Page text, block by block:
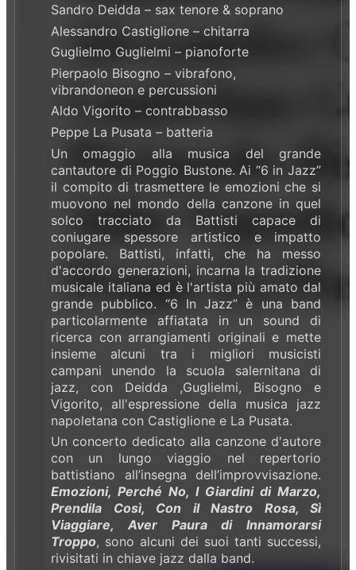
Sandro Deidda – sax tenore & soprano
Alessandro Castiglione – chitarra
Guglielmo Guglielmi – pianoforte
Pierpaolo Bisogno – vibrafono,
vibrandoneon e percussioni
Aldo Vigorito – contrabbasso
Peppe La Pusata – batteria
Un omaggio alla musica del grande
cantautore di Poggio Bustone. Ai “6 in Jazz”
il compito di trasmettere le emozioni che si
muovono nel mondo della canzone in quel
solco tracciato da Battisti capace di
coniugare spessore artistico e impatto
popolare. Battisti, infatti, che ha messo
d'accordo generazioni, incarna la tradizione
musicale italiana ed è l'artista più amato dal
grande pubblico. “6 In Jazz” è una band
particolarmente affiatata in un sound di
ricerca con arrangiamenti originali e mette
insieme alcuni tra i migliori musicisti
campani unendo la scuola salernitana di
jazz, con Deidda ,Guglielmi, Bisogno e
Vigorito, all'espressione della musica jazz
napoletana con Castiglione e La Pusata.
Un concerto dedicato alla canzone d'autore
con un lungo viaggio nel repertorio
battistiano all’insegna dell’improvvisazione.
Emozioni, Perché No, I Giardini di Marzo,
Prendila Così, Con il Nastro Rosa, Sì
Viaggiare, Aver Paura di Innamorarsi
Troppo, sono alcuni dei suoi tanti successi,
rivisitati in chiave jazz dalla band.